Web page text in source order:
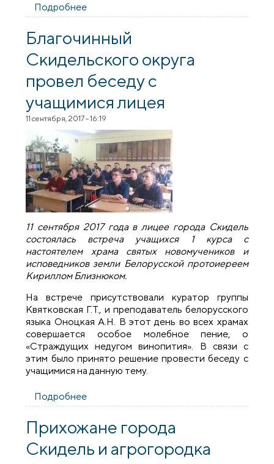
Подробнее
души моей» города Скидель провели
праздничный концерт
Благочинный
Скидельского округа
провел беседу с
учащимися лицея
11 сентября, 2017 - 16:19
11 сентября 2017 года в лицее города Скидель
состоялась встреча учащихся 1 курса с
настоятелем храма святых новомучеников и
исповедников земли Белорусской протоиереем
Кириллом Близнюком.
На встрече присутствовали куратор группы
Квятковская Г.Т., и преподаватель белорусского
языка Оноцкая А.Н. В этот день во всех храмах
совершается особое молебное пение, о
«Страждущих недугом винопития». В связи с
этим было принято решение провести беседу с
учащимися на данную тему.
Подробнее
провел беседу с учащимися лицея
Прихожане города
Скидель и агрогородка